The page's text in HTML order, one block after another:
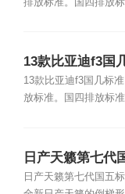
13款比亚迪f3国
13款比亚迪f3国几标
放标准。国四排放标
日产天籁第七代
日产天籁第七代国五